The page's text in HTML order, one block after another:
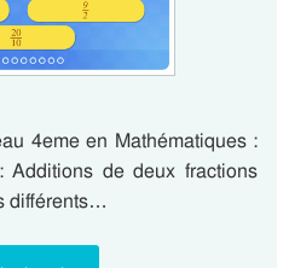
4eme en Mathématiques :
de deux fractions
différents…